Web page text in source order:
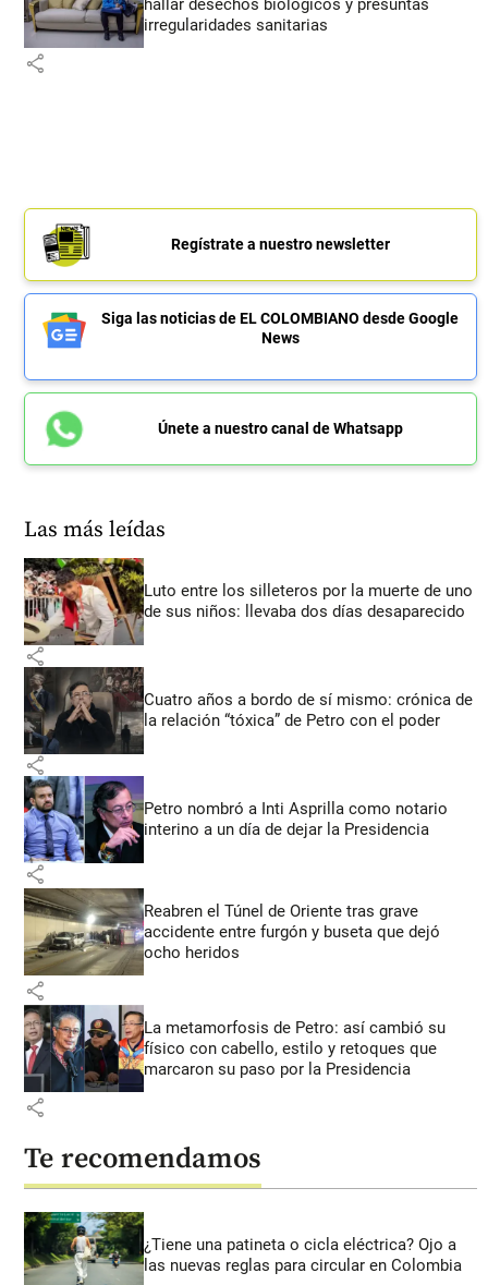
irregularidades sanitarias
share
Regístrate a nuestro newsletter
Siga las noticias de EL COLOMBIANO desde Google
News
Únete a nuestro canal de Whatsapp
Las más leídas
Luto entre los silleteros por la muerte de uno
de sus niños: llevaba dos días desaparecido
share
Cuatro años a bordo de sí mismo: crónica de
la relación “tóxica” de Petro con el poder
share
Petro nombró a Inti Asprilla como notario
interino a un día de dejar la Presidencia
share
Reabren el Túnel de Oriente tras grave
accidente entre furgón y buseta que dejó
ocho heridos
share
La metamorfosis de Petro: así cambió su
físico con cabello, estilo y retoques que
marcaron su paso por la Presidencia
share
Te recomendamos
¿Tiene una patineta o cicla eléctrica? Ojo a
las nuevas reglas para circular en Colombia